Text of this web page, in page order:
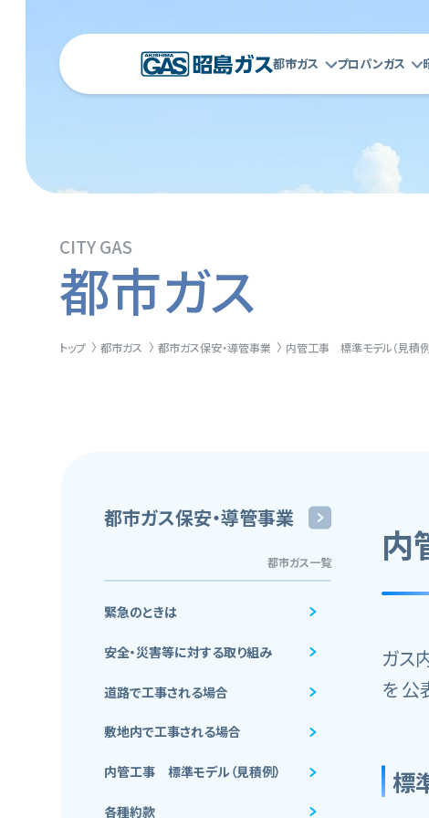
都市ガス プロパンガス
CITY ​​GAS
都市ガス
トップ 都市ガス 都市ガス保安・導管事業 内管工事 標準モデル（見積例
都市ガス保安・導管事業
都市ガス一覧
緊急のときは
安全・災害等に対する取り組み
道路で工事される場合
敷地内で工事される場合
内管工事 標準モデル（見積例）
各種約款
内
ガス
を 公
標